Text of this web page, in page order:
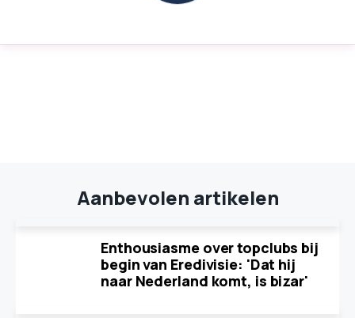
Aanbevolen artikelen
Enthousiasme over topclubs bij
begin van Eredivisie: 'Dat hij
naar Nederland komt, is bizar'